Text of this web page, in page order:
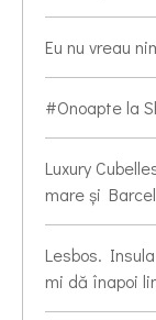
Eu nu vreau
#Onoapte la
Luxury
mare și
Lesbos.
mi dă înapoi